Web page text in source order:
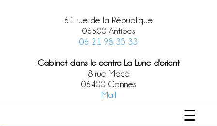
61 rue de la République
06600 Antibes
06 21 98 35 33
Cabinet dans le centre La Lune d'orient
8 rue Macé
06400 Cannes
Mail
☰